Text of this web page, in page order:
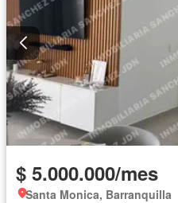
$ 5.000.000/mes
Santa Monica, Barranquilla